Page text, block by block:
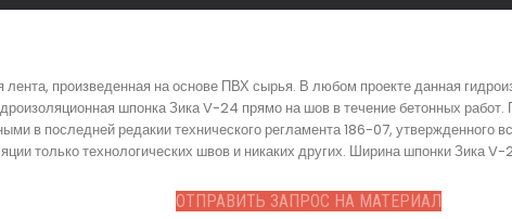
произведенная на основе ПВХ сырья. В любом проекте данная
шпонка Зика V-24 прямо на шов в течение бетонных
в последней редакии технического регламента 186-07, утвержденного
только технологических швов и никаких других. Ширина шпонки Зика
ОТПРАВИТЬ ЗАПРОС НА МАТЕРИАЛ